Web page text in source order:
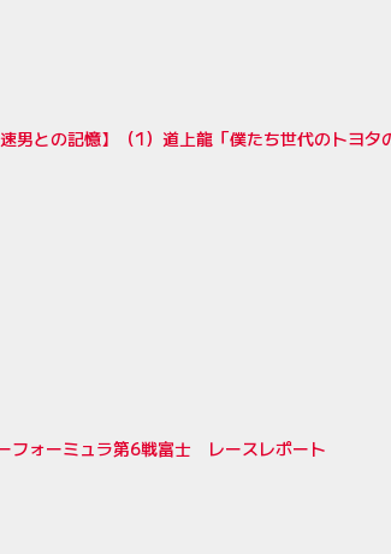
との記憶】（1）道上龍「僕たち世代のトヨタ
ォーミュラ第6戦富士 レースレポート